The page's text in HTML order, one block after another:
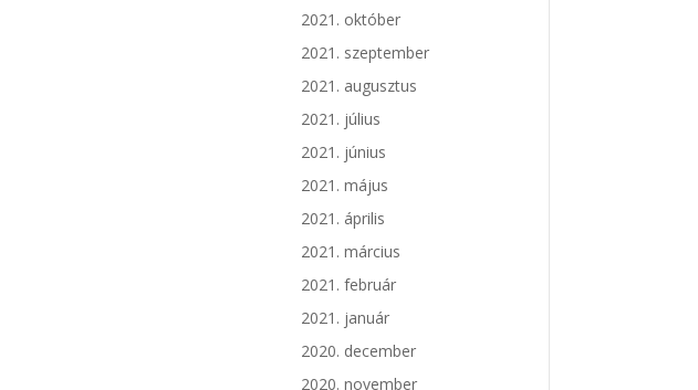
2021. október
2021. szeptember
2021. augusztus
2021. július
2021. június
2021. május
2021. április
2021. március
2021. február
2021. január
2020. december
2020. november